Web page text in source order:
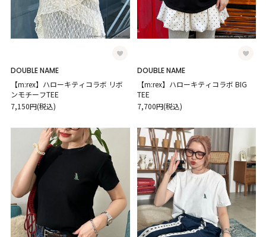
DOUBLE NAME
【m:rex】ハローキティコラボ リボ
ンモチーフTEE
7,150円(税込)
DOUBLE NAME
【m:rex】ハローキティコラボ BIG
TEE
7,700円(税込)